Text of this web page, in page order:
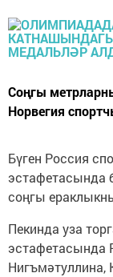
Соңгы
Норвегия
Бүген Россия
эстафетасында
соңгы
Пекинда уза
эстафетасында
Нигъмәтуллина,